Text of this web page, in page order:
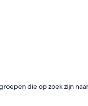
die op zoek zijn